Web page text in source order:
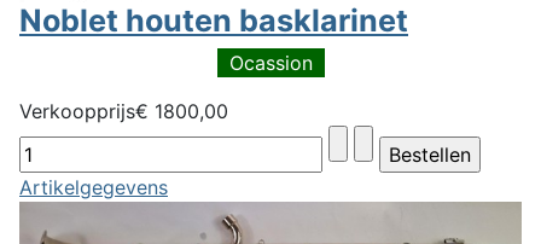
Noblet houten basklarinet
Ocassion
Verkoopprijs€ 1800,00
Artikelgegevens